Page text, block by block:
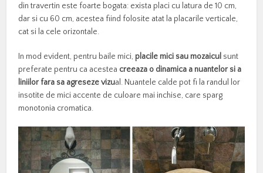
din travertin este foarte bogata: exista placi cu latura de 10 cm,
dar si cu 60 cm, acestea fiind folosite atat la placarile verticale,
cat si la cele orizontale.
In mod evident, pentru baile mici, placile mici sau mozaicul sunt
preferate pentru ca acestea creeaza o dinamica a nuantelor si a
liniilor fara sa agreseze vizual. Nuantele calde pot fi la randul lor
insotite de mici accente de culoare mai inchise, care sparg
monotonia cromatica.